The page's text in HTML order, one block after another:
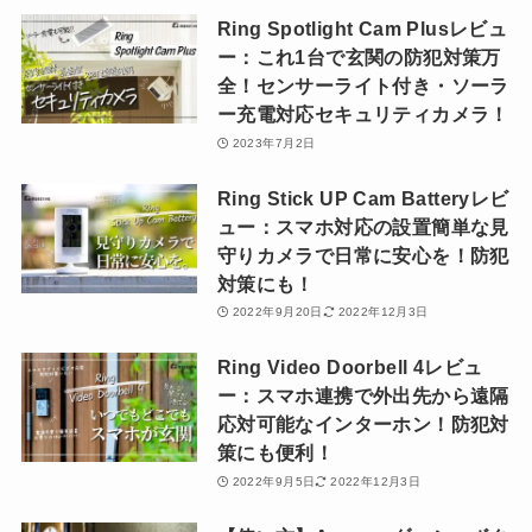
Ring Spotlight Cam Plusレビュ
ー：これ1台で玄関の防犯対策万
全！センサーライト付き・ソーラ
ー充電対応セキュリティカメラ！
2023年7月2日
Ring Stick UP Cam Batteryレビ
ュー：スマホ対応の設置簡単な見
守りカメラで日常に安心を！防犯
対策にも！
2022年9月20日 2022年12月3日
Ring Video Doorbell 4レビュ
ー：スマホ連携で外出先から遠隔
応対可能なインターホン！防犯対
策にも便利！
2022年9月5日 2022年12月3日